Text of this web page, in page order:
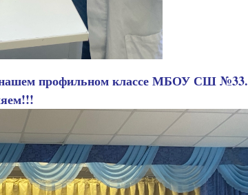
нашем профильном классе МБОУ СШ №33.